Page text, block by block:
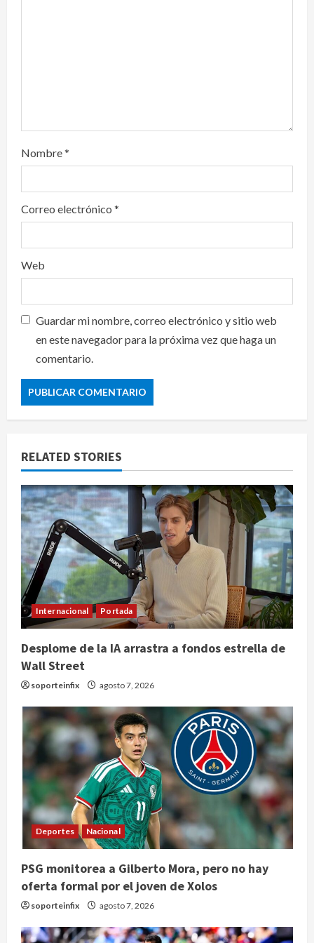
Nombre*
Correo electrónico *
Web
Guardar mi nombre, correo electrónico y sitio web
en este navegador para la próxima vez que haga un
comentario.
RELATED STORIES
Internacional Portada
Desplome de la IA arrastra a fondos estrella de
Wall Street
soporteinfix agosto 7, 2026
Deportes Nacional
PSG monitorea a Gilberto Mora, pero no hay
oferta formal por el joven de Xolos
soporteinfix agosto 7, 2026
Lotería Nacional emite billete por
centenario de la Asociación de
Scouts en México